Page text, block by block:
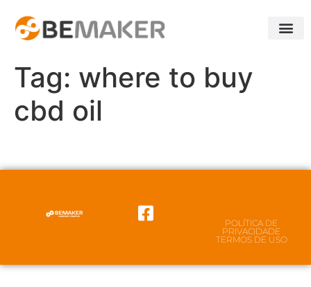
Tag: where to buy
cbd oil
POLÍTICA DE
PRIVACIDADE
TERMOS DE USO